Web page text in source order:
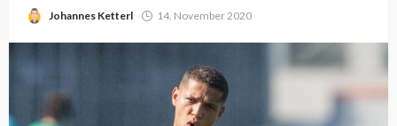
Johannes Ketterl 14. November 2020